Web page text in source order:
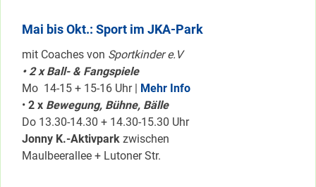
Mai bis Okt.: Sport im JKA-Park
mit Coaches von Sportkinder e.V
• 2 x Ball- & Fangspiele
Mo 14-15 + 15-16 Uhr | Mehr Info
• 2 x Bewegung, Bühne, Bälle
Do 13.30-14.30 + 14.30-15.30 Uhr
Jonny K.-Aktivpark zwischen
Maulbeerallee + Lutoner Str.